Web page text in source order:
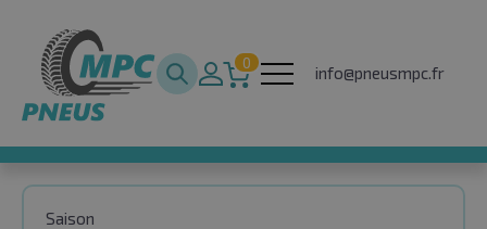
0
info@pneusmpc.fr
Saison